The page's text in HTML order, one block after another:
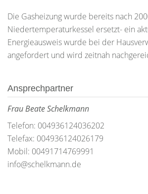
Die Gasheizung wurde bereits nach
Niedertemperaturkessel ersetzt- ein
Energieausweis wurde bei der
angefordert und wird zeitnah
Ansprechpartner
Frau Beate Schelkmann
Telefon: 004936124036202
Telefax: 004936124026179
Mobil: 00491714769991
info@schelkmann.de